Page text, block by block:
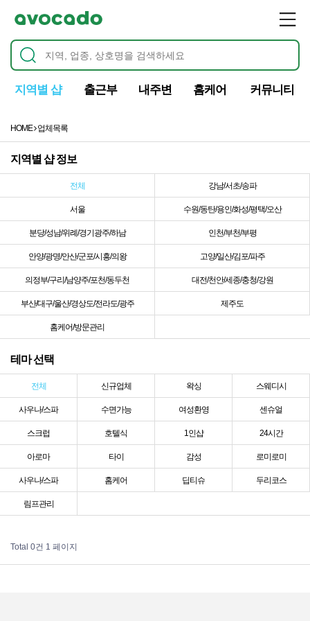
지역별 샵 출근부 내주변 홈케어 커뮤니티
HOME 업체목록
지역별 샵 정보
전체 강남/서초/송파
서울 수원/동탄/용인/화성/평택/오산
분당/성남/위례/경기광주/하남 인천/부천/부평
안양/광명/안산/군포/시흥/의왕 고양/일산/김포/파주
의정부/구리/남양주/포천/동두천 대전/천안/세종/충청/강원
부산/대구/울산/경상도/전라도/광주 제주도
홈케어/방문관리
테마 선택
전체 신규업체 왁싱 스웨디시
사우나/스파 수면가능 여성환영 센슈얼
스크럽 호텔식 1인샵 24시간
아로마 타이 감성 로미로미
사우나/스파 홈케어 딥티슈 두리코스
림프관리
Total 0건 1 페이지